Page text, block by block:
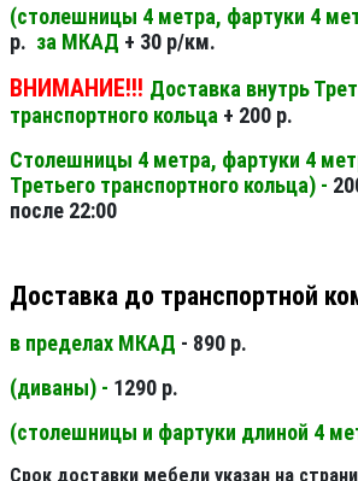
(столешницы 4 метра, фартуки 4
р. за МКАД + 30 р/км.
ВНИМАНИЕ!!! Доставка внутрь
транспортного кольца + 200 р.
Столешницы 4 метра, фартуки 4
Третьего транспортного кольца) -
после 22:00
Доставка до транспортной
в пределах МКАД - 890 р.
(диваны) - 1290 р.
(столешницы и фартуки длиной 4
Срок доставки мебели указан на